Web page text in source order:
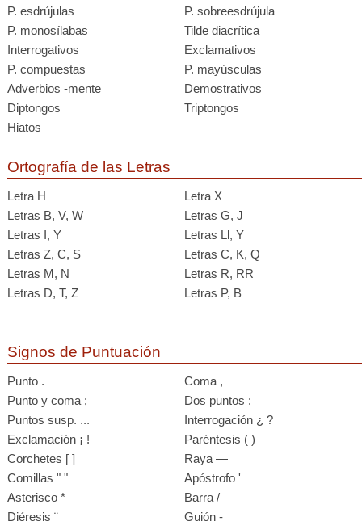
P. esdrújulas
P. sobreesdrújula
P. monosílabas
Tilde diacrítica
Interrogativos
Exclamativos
P. compuestas
P. mayúsculas
Adverbios -mente
Demostrativos
Diptongos
Triptongos
Hiatos
Ortografía de las Letras
Letra H
Letra X
Letras B, V, W
Letras G, J
Letras I, Y
Letras Ll, Y
Letras Z, C, S
Letras C, K, Q
Letras M, N
Letras R, RR
Letras D, T, Z
Letras P, B
Signos de Puntuación
Punto .
Coma ,
Punto y coma ;
Dos puntos :
Puntos susp. ...
Interrogación ¿ ?
Exclamación ¡ !
Paréntesis ( )
Corchetes [ ]
Raya —
Comillas " "
Apóstrofo '
Asterisco *
Barra /
Diéresis ¨
Guión -